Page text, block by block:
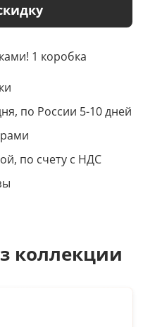
1 коробка
по России 5-10 дней
по счету с НДС
коллекции